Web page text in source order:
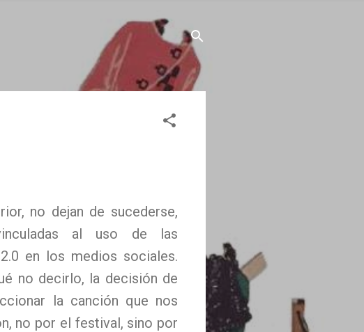
no dejan de sucederse,
al uso de las
en los medios sociales.
no decirlo, la decisión de
la canción que nos
no por el festival, sino por